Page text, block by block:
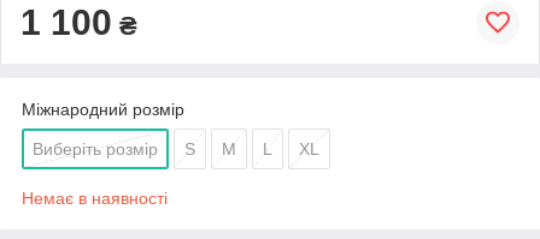
1 100 ₴
Міжнародний розмір
Виберіть розмір S M L XL
Немає в наявності